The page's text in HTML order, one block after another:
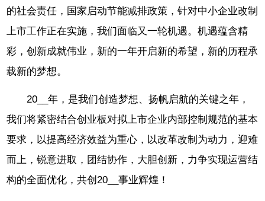
的社会责任，国家启动节能减排政策，针对中小企业改制
上市工作正在实施，我们面临又一轮机遇。机遇蕴含精
彩，创新成就伟业，新的一年开启新的希望，新的历程承
载新的梦想。
20__年，是我们创造梦想、扬帆启航的关键之年，
我们将紧密结合创业板对拟上市企业内部控制规范的基本
要求，以提高经济效益为重心，以改革改制为动力，迎难
而上，锐意进取，团结协作，大胆创新，力争实现运营结
构的全面优化，共创20__事业辉煌！